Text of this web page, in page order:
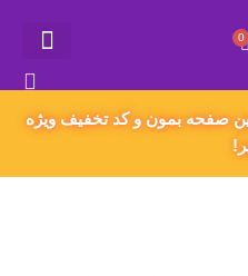
0
داخل همین صفحه بمون و کد تخفیف ویژه